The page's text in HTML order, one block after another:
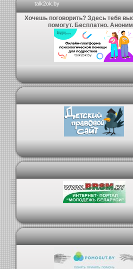
talk2ok.by
Хочешь поговорить? Здесь тебя
помогут. Бесплатно.